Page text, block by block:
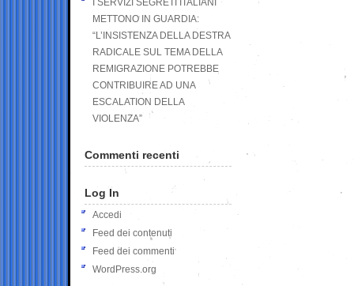
I SERVIZI SEGRETI ITALIANI
METTONO IN GUARDIA:
“L’INSISTENZA DELLA DESTRA
RADICALE SUL TEMA DELLA
REMIGRAZIONE POTREBBE
CONTRIBUIRE AD UNA
ESCALATION DELLA
VIOLENZA”
Commenti recenti
Log In
Accedi
Feed dei contenuti
Feed dei commenti
WordPress.org